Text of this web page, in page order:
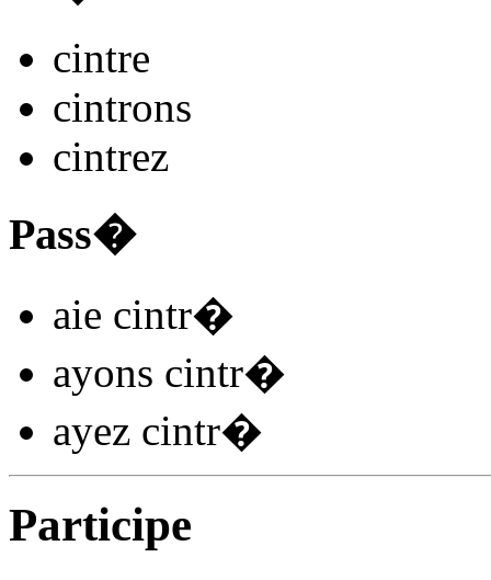
cintre
cintrons
cintrez
Pass�
aie cintr�
ayons cintr�
ayez cintr�
Participe